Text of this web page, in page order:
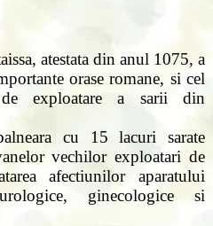
atestata din anul 1075, a
orase romane, si cel
exploatare a sarii din
cu 15 lacuri sarate
vechilor exploatari de
afectiunilor aparatului
ginecologice si